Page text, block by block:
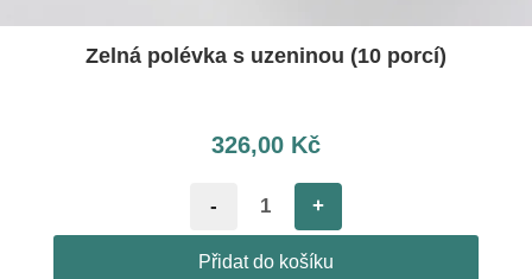
Zelná polévka s uzeninou (10 porcí)
326,00 Kč
- +
Přidat do košíku